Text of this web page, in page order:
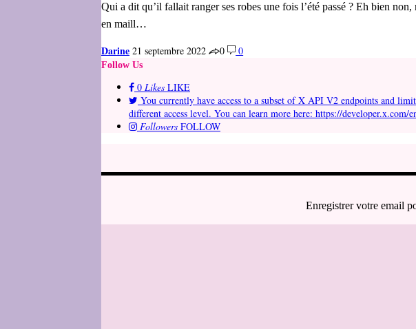
Qui a dit qu’il fallait ranger ses robes une fois l’été passé ? Eh bien
en maill…
Darine 21 septembre 2022 0 0
Follow Us
0 Likes LIKE
You currently have access to a subset of X API V2 endpoints and
different access level. You can learn more here: https://developer.x.com/
Followers FOLLOW
Enregistrer votre email